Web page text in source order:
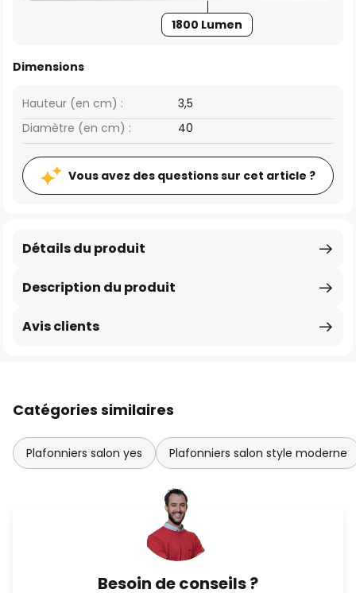
1800 Lumen
Dimensions
Hauteur (en cm) :
3,5
Diamètre (en cm) :
40
Vous avez des questions sur cet article ?
Description du produit
Détails du produit
Avis clients
Catégories similaires
Plafonniers salon yes Plafonniers salon style moderne
Besoin de conseils ?